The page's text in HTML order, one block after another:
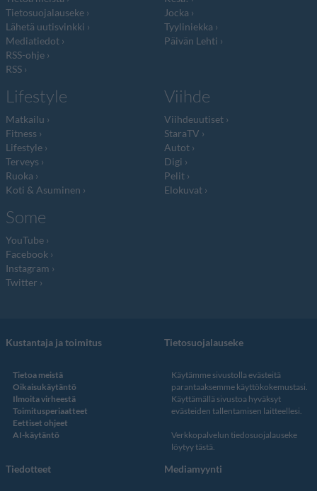
Tietosuojalauseke
Lähetä uutisvinkki
Mediatiedot
RSS-ohje
RSS
Jocka
Tyyliniekka
Päivän Lehti
Lifestyle
Matkailu
Fitness
Lifestyle
Terveys
Ruoka
Koti & Asuminen
Viihde
Viihdeuutiset
StaraTV
Autot
Digi
Pelit
Elokuvat
Some
YouTube
Facebook
Instagram
Twitter
Kustantaja ja toimitus
Tietoa meistä
Oikaisukäytäntö
Ilmoita virheestä
Toimitusperiaatteet
Eettiset ohjeet
AI-käytäntö
Tietosuojalauseke
Käytämme sivustolla evästeitä
parantaaksemme käyttökokemustasi.
Käyttämällä sivustoa hyväksyt
evästeiden tallentamisen laitteellesi.
Verkkopalvelun tiedosuojalauseke
löytyy tästä.
Tiedotteet Mediamyynti